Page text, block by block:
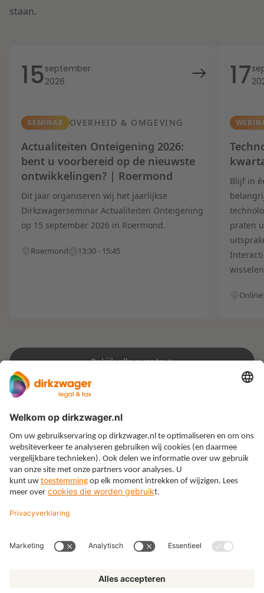
staan.
15september
2026
SEMINAR OVERHEID & OMGEVING
Actualiteiten Onteigening 2026:
bent u voorbereid op de nieuwste
ontwikkelingen? | Roermond
Dit jaar organiseren wij het jaarlijkse
Dirkzwagerseminar Actualiteiten Onteigening
op 15 september 2026 in Roermond.
Roermond 13:30 - 15:45
17
Blijf in
praten
Online
Bekijk alle events
Expertises
Thema’s